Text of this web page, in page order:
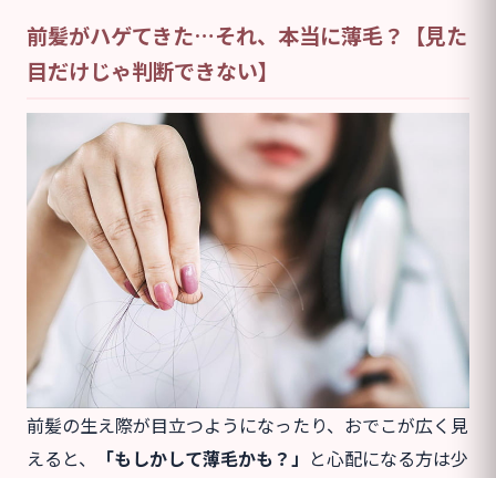
前髪がハゲてきた…それ、本当に薄毛？【見た
目だけじゃ判断できない】
前髪の生え際が目立つようになったり、おでこが広く見
えると、
「もしかして薄毛かも？」 と心配になる方は少